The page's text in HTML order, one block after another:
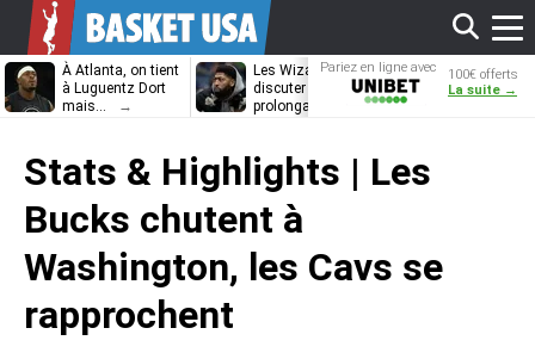
À Atlanta, on tient
à Luguentz Dort
mais…
Les Wizards vont
discuter
prolongation avec
Dennis
découvrira-t-il
Pariez en ligne avec
Unibet
100€ offerts
La suite →
Stats & Highlights | Les
Bucks chutent à
Washington, les Cavs se
rapprochent